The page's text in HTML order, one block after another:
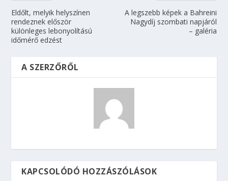
Eldőlt, melyik helyszínen
rendeznek először
különleges lebonyolítású
időmérő edzést
A legszebb képek a Bahreini
Nagydíj szombati napjáról
– galéria
A SZERZŐRŐL
KAPCSOLÓDÓ HOZZÁSZÓLÁSOK